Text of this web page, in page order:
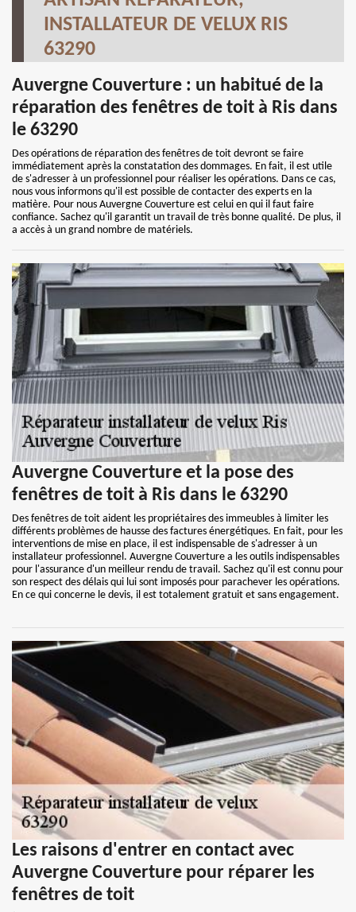
INSTALLATEUR DE VELUX RIS
63290
Auvergne Couverture : un habitué de la
réparation des fenêtres de toit à Ris dans
le 63290
Des opérations de réparation des fenêtres de toit devront se faire
immédiatement après la constatation des dommages. En fait, il est utile
de s'adresser à un professionnel pour réaliser les opérations. Dans ce cas,
nous vous informons qu'il est possible de contacter des experts en la
matière. Pour nous Auvergne Couverture est celui en qui il faut faire
confiance. Sachez qu'il garantit un travail de très bonne qualité. De plus, il
a accès à un grand nombre de matériels.
Auvergne Couverture et la pose des
fenêtres de toit à Ris dans le 63290
Des fenêtres de toit aident les propriétaires des immeubles à limiter les
différents problèmes de hausse des factures énergétiques. En fait, pour les
interventions de mise en place, il est indispensable de s'adresser à un
installateur professionnel. Auvergne Couverture a les outils indispensables
pour l'assurance d'un meilleur rendu de travail. Sachez qu'il est connu pour
son respect des délais qui lui sont imposés pour parachever les opérations.
En ce qui concerne le devis, il est totalement gratuit et sans engagement.
Les raisons d'entrer en contact avec
Auvergne Couverture pour réparer les
fenêtres de toit